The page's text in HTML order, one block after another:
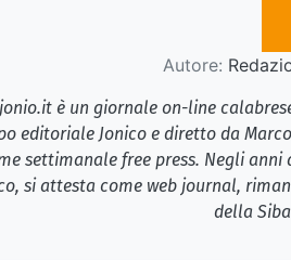
Autore:
è un giornale on-line
editoriale Jonico e diretto da
settimanale free press. Negli
si attesta come web journal,
della